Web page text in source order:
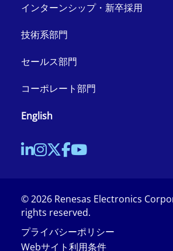
インターンシップ・新卒採用
技術系部門
セールス部門
コーポレート部門
English
©2026 Renesas Electronics
rights reserved.
プライバシーポリシー
Webサイト利用条件